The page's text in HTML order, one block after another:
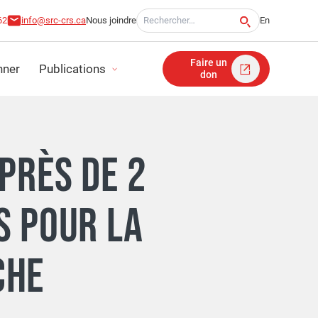
info@src-crs.caNous joindre
Recherche pour:
En
Publications
D'IMPACT
STRATÉGIQUE
Faire un
don
PRÈS DE 2
POUR LA